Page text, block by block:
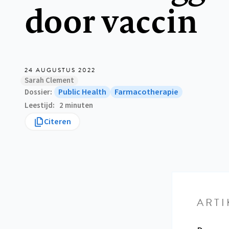
door vaccin
24 AUGUSTUS 2022
Sarah Clement
Dossier
Public Health Farmacotherapie
Leestijd 2 minuten
Citeren